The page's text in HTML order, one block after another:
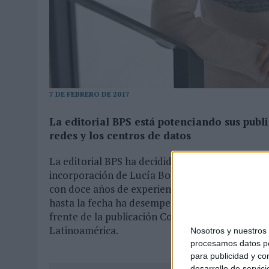
Nosotros y nuestros
procesamos datos
para publicidad y
04/08/2026
‘LA ÚNICA CERVEZA DEL MUNDO QUE SE DISFRUTA DOS
EL MÁLAGA CF CULMINA SU TRILOGÍA DE MARCA CON
7 DE FEBRERO DE 2017
La editorial BPS está potenciando sus
redes y los centros de datos
La editorial BPS ha decidido reforzar sus
incorporación de Lucía Bonilla como nueva
con doce años de experiencia en el sector TIC,
hasta la fecha ha desempeñado el cargo de
frente de la publicación Computing.MX,
Latinoamérica.